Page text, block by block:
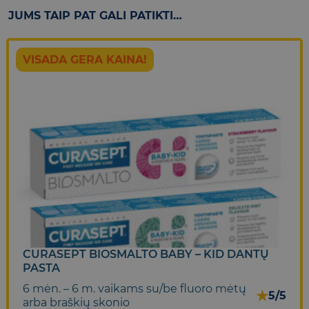
JUMS TAIP PAT GALI PATIKTI…
VISADA GERA KAINA!
CURASEPT BIOSMALTO BABY – KID DANTŲ
PASTA
6 mėn. – 6 m. vaikams su/be fluoro mėtų
arba braškių skonio
★5/5